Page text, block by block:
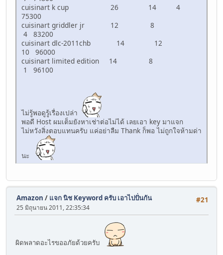
cuisinart k cup 26 14 4
75300
cuisinart griddler jr 12 8
4 83200
cuisinart dlc-2011chb 14 12
10 96000
cuisinart limited edition 14 8
1 96100
ไม่รู้พอดูรู้เรื่องเปล่า
พอดี Host ผมเต็มยังหาเช่าต่อไม่ได้ เลยเอา key มาแจก
ไม่หวังสิ่งตอบแทนครับ แค่อย่าลืม Thank ก็พอ ไม่ถูกใจห้ามด่า
นะ
#21
Amazon / แจก นิช Keyword ครับ เอาไปปั่นกัน
25 มิถุนายน 2011, 22:35:34
ผิดพลาดอะไรขออภัยด้วยครับ